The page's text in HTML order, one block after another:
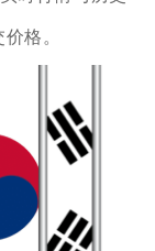
格。